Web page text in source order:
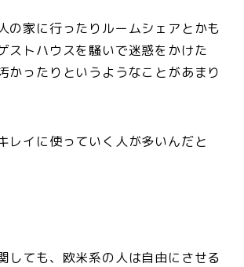
の家に行ったりルームシェアとかも
ストハウスを騒いで迷惑をかけた
かったりというようなことがあまり
レイに使っていく人が多いんだと
しても、欧米系の人は自由にさせる